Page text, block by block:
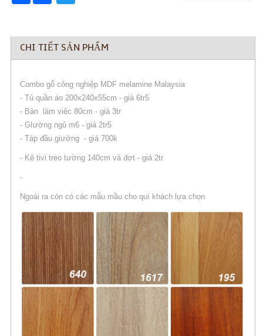
CHI TIẾT SẢN PHẨM
Combo gỗ công nghiệp MDF melamine Malaysia
- Tủ quần áo 200x240x55cm - giá 6tr5
- Bàn làm việc 80cm - giá 3tr
- GIường ngủ m6 - giá 2tr5
- Táp đầu giường - giá 700k
- Kệ tivi treo tường 140cm và đợt - giá 2tr
-
Ngoài ra còn có các mẫu mầu cho quí khách lựa chọn